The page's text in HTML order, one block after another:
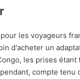
les voyageurs
d'acheter un
les prises étant
compte tenu